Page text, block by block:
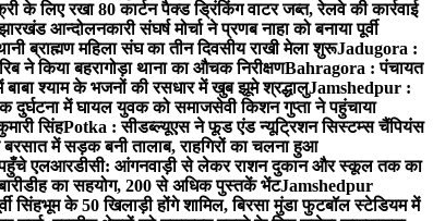
लिए रखा 80 कार्टन पैक्ड ड्रिंकिंग वाटर जब्त, रेलवे की कार्रवाई
आन्दोलनकारी संघर्ष मोर्चा ने प्रणब नाहा को बनाया पूर्वी
ब्राह्मण महिला संघ का तीन दिवसीय राखी मेला शुरूJadugora :
ने किया बहरागोड़ा थाना का औचक निरीक्षणBahragora : पंचायत
श्याम के भजनों की रसधार में खुब झूमे श्रद्धालुJamshedpur :
में घायल युवक को समाजसेवी किशन गुप्ता ने पहुंचाया
सिंहPotka : सीडब्ल्यूएस ने फूड एंड न्यूट्रिशन सिस्टम्स चैंपियंस
में सड़क बनी तालाब, राहगिरों का चलना हुआ
एलआरडीसी: आंगनवाड़ी से लेकर राशन दुकान और स्कूल तक का
का सहयोग, 200 से अधिक पुस्तकें भेंटJamshedpur
के 50 खिलाड़ी होंगे शामिल, बिरसा मुंडा फुटबॉल स्टेडियम में